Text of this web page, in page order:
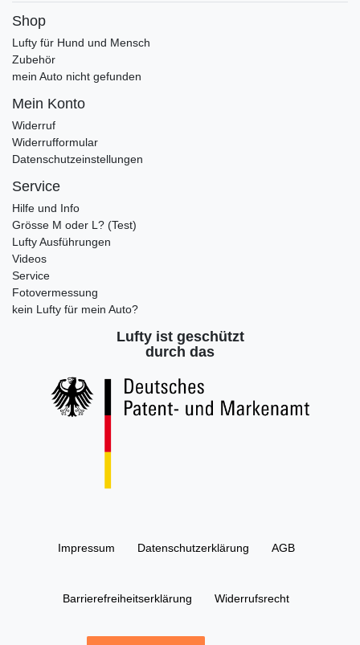
Shop
Lufty für Hund und Mensch
Zubehör
mein Auto nicht gefunden
Mein Konto
Widerruf
Widerrufformular
Datenschutzeinstellungen
Service
Hilfe und Info
Grösse M oder L? (Test)
Lufty Ausführungen
Videos
Service
Fotovermessung
kein Lufty für mein Auto?
Lufty ist geschützt
durch das
Impressum Daten­schutz­erklärung AGB
Barrierefreiheitserklärung Widerrufs­recht